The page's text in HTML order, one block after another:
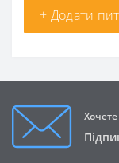
+ Додати